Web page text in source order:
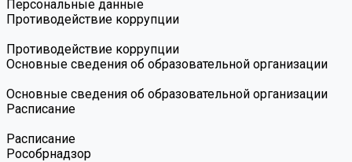
Персональные данные
Противодействие коррупции
Противодействие коррупции
Основные сведения об образовательной организации
Основные сведения об образовательной организации
Расписание
Расписание
Роcобрнадзор